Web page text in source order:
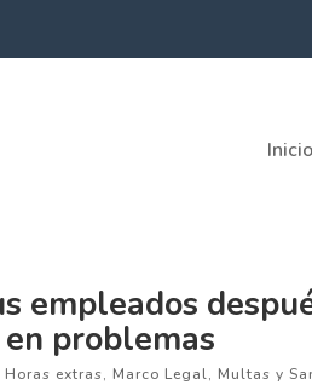
Inicio
empleados
problemas
Horas extras, Marco Legal, Multas y